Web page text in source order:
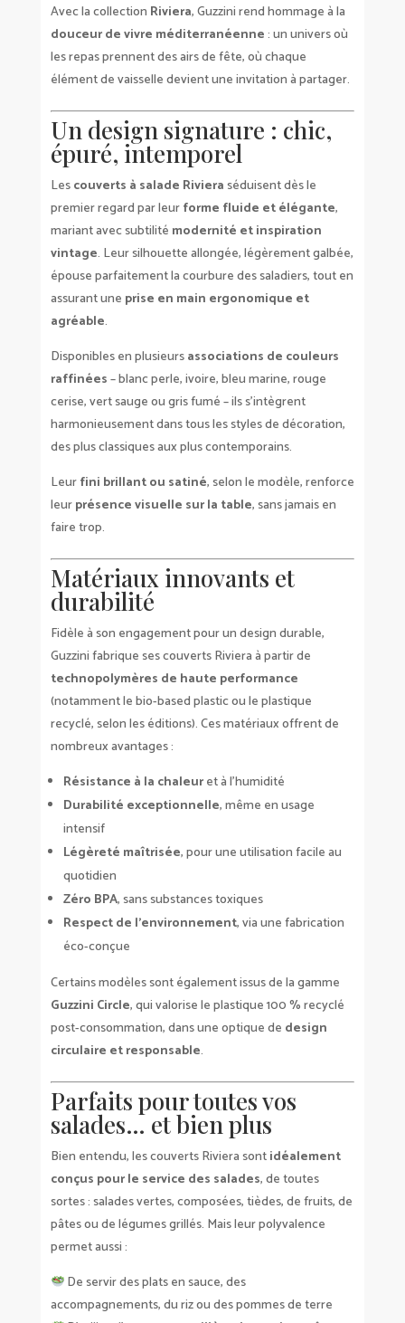
Avec la collection Riviera, Guzzini rend hommage à la
douceur de vivre méditerranéenne: un univers où
les repas prennent des airs de fête, où chaque
élément de vaisselle devient une invitation à partager.
Un design signature : chic,
épuré, intemporel
Lescouverts à salade Rivieraséduisent dès le
premier regard par leurforme fluide et élégante,
mariant avec subtilité modernité et inspiration
vintage. Leur silhouette allongée, légèrement galbée,
épouse parfaitement la courbure des saladiers, tout en
assurant une prise en main ergonomique et
agréable.
Disponibles en plusieursassociations de couleurs
raffinées– blanc perle, ivoire, bleu marine, rouge
cerise, vert sauge ou gris fumé – ils s’intègrent
harmonieusement dans tous les styles de décoration,
des plus classiques aux plus contemporains.
Leurfini brillant ou satiné, selon le modèle, renforce
leurprésence visuelle sur la table, sans jamais en
faire trop.
Matériaux innovants et
durabilité
Fidèle à son engagement pour un design durable,
Guzzini fabrique ses couverts Riviera à partir de
technopolymères de haute performance
(notamment le bio-based plastic ou le plastique
recyclé, selon les éditions). Ces matériaux offrent de
nombreux avantages :
Résistance à la chaleuret à l’humidité
Durabilité exceptionnelle, même en usage
intensif
Légèreté maîtrisée, pour une utilisation facile au
quotidien
Zéro BPA, sans substances toxiques
Respect de l’environnement, via une fabrication
éco-conçue
Certains modèles sont également issus de la gamme
Guzzini Circle, qui valorise le plastique 100 % recyclé
post-consommation, dans une optique de design
circulaire et responsable.
Parfaits pour toutes vos
salades… et bien plus
Bien entendu, les couverts Riviera sontidéalement
conçus pour le service des salades, de toutes
sortes : salades vertes, composées, tièdes, de fruits, de
pâtes ou de légumes grillés. Mais leur polyvalence
permet aussi :
De servir des plats en sauce, des
accompagnements, du riz ou des pommes de terre